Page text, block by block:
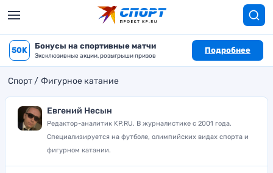
50K Бонусы на спортивные матчи
Эксклюзивные акции, розыгрыши призов
Подробнее
Спорт Фигурное катание
Евгений Несын
Редактор-аналитик KP.RU. В журналистике с 2001 года.
Специализируется на футболе, олимпийских видах спорта и
фигурном катании.